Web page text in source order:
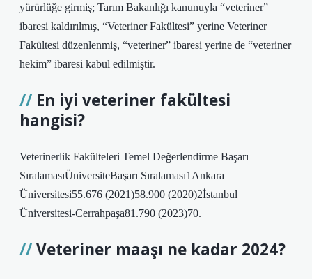
yürürlüğe girmiş; Tarım Bakanlığı kanunuyla “veteriner”
ibaresi kaldırılmış, “Veteriner Fakültesi” yerine Veteriner
Fakültesi düzenlenmiş, “veteriner” ibaresi yerine de “veteriner
hekim” ibaresi kabul edilmiştir.
En iyi veteriner fakültesi
hangisi?
Veterinerlik Fakülteleri Temel Değerlendirme Başarı
SıralamasıÜniversiteBaşarı Sıralaması1Ankara
Üniversitesi55.676 (2021)58.900 (2020)2İstanbul
Üniversitesi-Cerrahpaşa81.790 (2023)70.
Veteriner maaşı ne kadar 2024?